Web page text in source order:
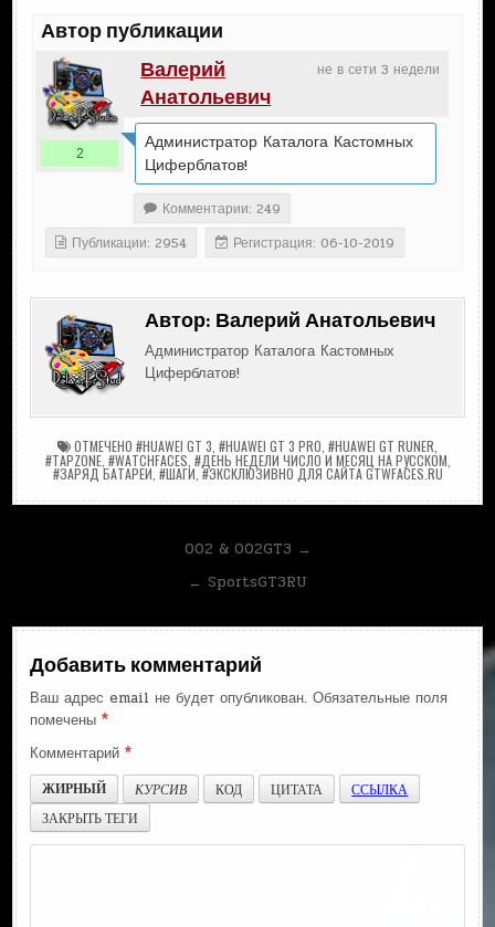
Автор публикации
не в сети 3 недели
Валерий
Анатольевич
2
Администратор Каталога Кастомных
Циферблатов!
Комментарии: 249
Публикации: 2954
Регистрация: 06-10-2019
Автор: Валерий Анатольевич
Администратор Каталога Кастомных
Циферблатов!
ОТМЕЧЕНО #HUAWEI GT 3 #HUAWEI GT 3 PRO #HUAWEI GT RUNER
#TAPZONE, #WATCHFACES #ДЕНЬ НЕДЕЛИ ЧИСЛО И МЕСЯЦ НА РУССКОМ
#ЗАРЯД БАТАРЕИ #ШАГИ ,#ЭКСКЛЮЗИВНО ДЛЯ САЙТА GTWFACES.RU
002 & 002GT3 →
← SportsGT3RU
Добавить комментарий
Ваш адрес email не будет опубликован. Обязательные поля
помечены*
Комментарий*
ЖИРНЫЙ
КУРСИВ КОД ЦИТАТА
ССЫЛКА
ЗАКРЫТЬ ТЕГИ